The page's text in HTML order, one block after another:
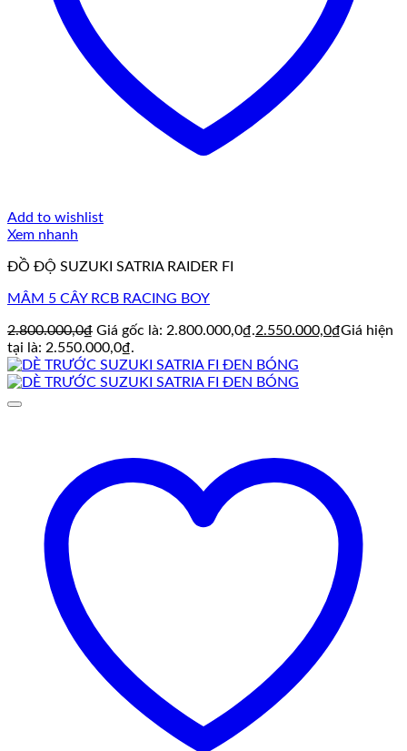
Add to wishlist
Xem nhanh
ĐỒ ĐỘ SUZUKI SATRIA RAIDER FI
MÂM 5 CÂY RCB RACING BOY
2.800.000,0₫ Giá gốc là: 2.800.000,0₫.2.550.000,0₫Giá hiện
tại là: 2.550.000,0₫.